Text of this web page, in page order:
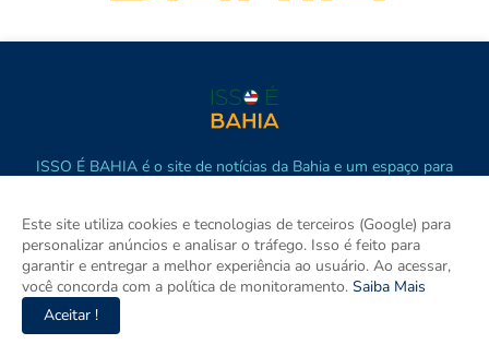
ISSO É BAHIA é o site de notícias da Bahia e um espaço para
empreendedorismo. DRT 0010556/DF.
Este site utiliza cookies e tecnologias de terceiros (Google) para
personalizar anúncios e analisar o tráfego. Isso é feito para
garantir e entregar a melhor experiência ao usuário. Ao acessar,
você concorda com a política de monitoramento. Saiba Mais
Aceitar !